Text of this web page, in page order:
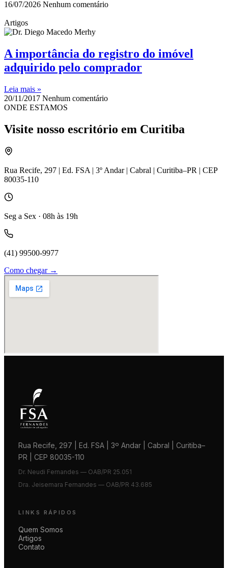
16/07/2026 Nenhum comentário
Artigos
A importância do registro do imóvel
adquirido pelo comprador
Leia mais »
20/11/2017 Nenhum comentário
ONDE ESTAMOS
Visite nosso escritório em Curitiba
Rua Recife, 297 | Ed. FSA | 3º Andar | Cabral | Curitiba–PR | CEP
80035-110
Seg a Sex · 08h às 19h
(41) 99500-9977
Como chegar →
Rua Recife, 297 | Ed. FSA | 3º Andar | Cabral | Curitiba–
PR | CEP 80035-110
Dr. Neudi Fernandes — OAB/PR 25.051
Dra. Jeisemara Fernandes — OAB/PR 43.685
LINKS RÁPIDOS
Quem Somos
Artigos
Contato